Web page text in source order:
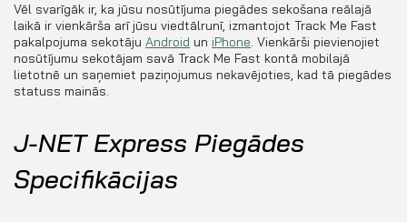
Vēl svarīgāk ir, ka jūsu nosūtījuma piegādes sekošana reālajā
laikā ir vienkārša arī jūsu viedtālrunī, izmantojot Track Me Fast
pakalpojuma sekotāju Android un iPhone. Vienkārši pievienojiet
nosūtījumu sekotājam savā Track Me Fast kontā mobilajā
lietotnē un saņemiet paziņojumus nekavējoties, kad tā piegādes
statuss mainās.
J-NET Express Piegādes
Specifikācijas